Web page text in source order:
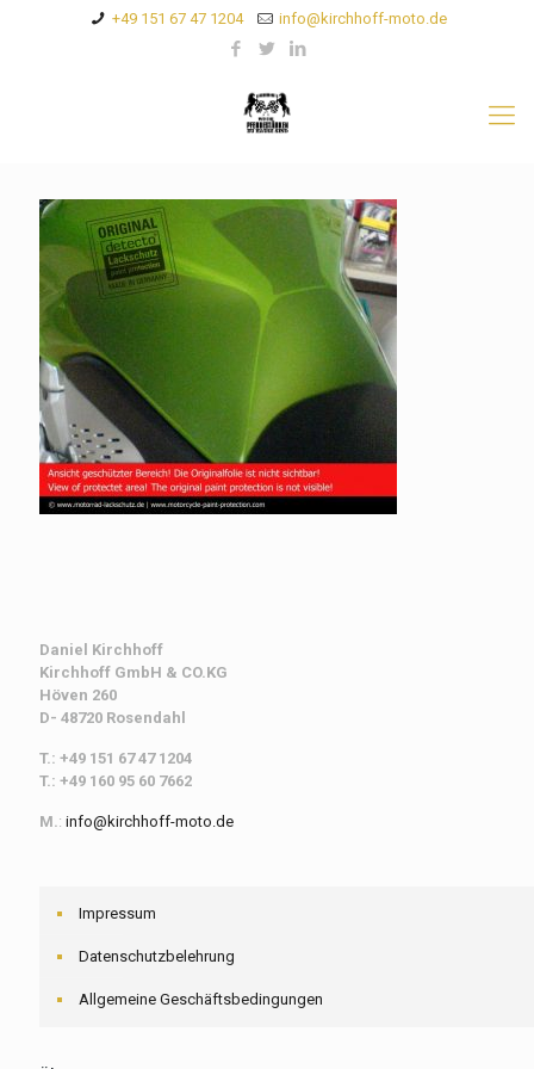
+49 151 67 47 1204 info@kirchhoff-moto.de
Daniel Kirchhoff
Kirchhoff GmbH & CO.KG
Höven 260
D- 48720 Rosendahl
T.: +49 151 67 47 1204
T.: +49 160 95 60 7662
M.: info@kirchhoff-moto.de
Impressum
Datenschutzbelehrung
Allgemeine Geschäftsbedingungen